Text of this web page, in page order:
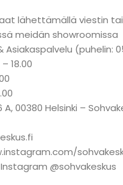
lähettämällä viestin
meidän showroomissa
Asiakaspalvelu (puhelin:
18.00
00380 Helsinki –
@sohvakeskus